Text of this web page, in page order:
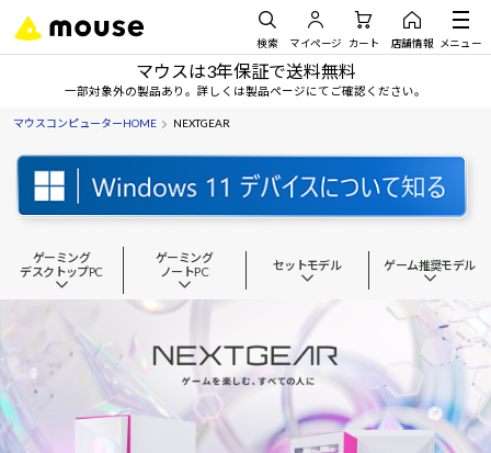
検索 マイページ カート 店舗情報 メニュー
マウスは3年保証で送料無料
一部対象外の製品あり。詳しくは製品ページにてご確認ください。
マウスコンピューターHOME NEXTGEAR
ゲーミング
デスクトップPC
ゲーミング
ノートPC
セットモデル ゲーム推奨モデル